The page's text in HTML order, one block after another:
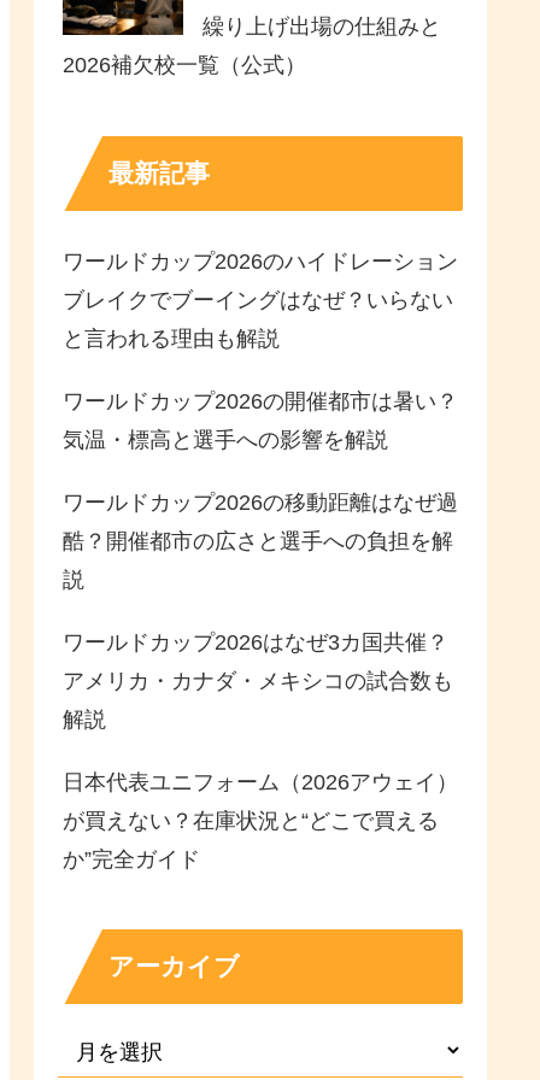
繰り上げ出場の仕組みと
2026補欠校一覧（公式）
最新記事
ワールドカップ2026のハイドレーション
ブレイクでブーイングはなぜ？いらない
と言われる理由も解説
ワールドカップ2026の開催都市は暑い？
気温・標高と選手への影響を解説
ワールドカップ2026の移動距離はなぜ過
酷？開催都市の広さと選手への負担を解
説
ワールドカップ2026はなぜ3カ国共催？
アメリカ・カナダ・メキシコの試合数も
解説
日本代表ユニフォーム（2026アウェイ）
が買えない？在庫状況と“どこで買える
か”完全ガイド
アーカイブ